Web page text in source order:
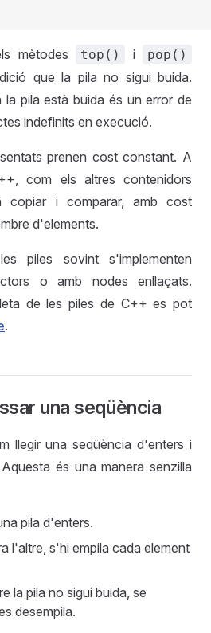
mètodes top() i pop()
que la pila no sigui buida.
la pila està buida és un error de
indefinits en execució.
prenen cost constant. A
com els altres contenidors
copiar i comparar, amb cost
d'elements.
piles sovint s'implementen
o amb nodes enllaçats.
de les piles de C++ es pot
.
una seqüència
llegir una seqüència d'enters i
és una manera senzilla
pila d'enters.
l'altre, s'hi empila cada element
la pila no sigui buida, se
desempila.